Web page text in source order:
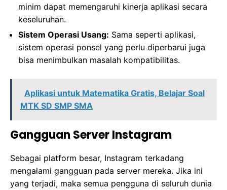
minim dapat memengaruhi kinerja aplikasi secara
keseluruhan.
Sistem Operasi Usang: Sama seperti aplikasi,
sistem operasi ponsel yang perlu diperbarui juga
bisa menimbulkan masalah kompatibilitas.
Aplikasi untuk Matematika Gratis, Belajar Soal
MTK SD SMP SMA
Gangguan Server Instagram
Sebagai platform besar, Instagram terkadang
mengalami gangguan pada server mereka. Jika ini
yang terjadi, maka semua pengguna di seluruh dunia